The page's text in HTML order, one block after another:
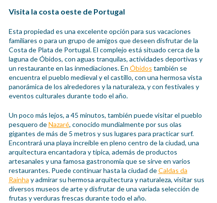
Visita la costa oeste de Portugal
Esta propiedad es una excelente opción para sus vacaciones
familiares o para un grupo de amigos que deseen disfrutar de la
Costa de Plata de Portugal. El complejo está situado cerca de la
laguna de Óbidos, con aguas tranquilas, actividades deportivas y
un restaurante en las inmediaciones. En Óbidos también se
encuentra el pueblo medieval y el castillo, con una hermosa vista
panorámica de los alrededores y la naturaleza, y con festivales y
eventos culturales durante todo el año.
Un poco más lejos, a 45 minutos, también puede visitar el pueblo
pesquero deNazaré, conocido mundialmente por sus olas
gigantes de más de 5 metros y sus lugares para practicar surf.
Encontrará una playa increíble en pleno centro de la ciudad, una
arquitectura encantadora y típica, además de productos
artesanales y una famosa gastronomía que se sirve en varios
restaurantes. Puede continuar hasta la ciudad deCaldas da
Rainha y admirar su hermosa arquitectura y naturaleza, visitar sus
diversos museos de arte y disfrutar de una variada selección de
frutas y verduras frescas durante todo el año.